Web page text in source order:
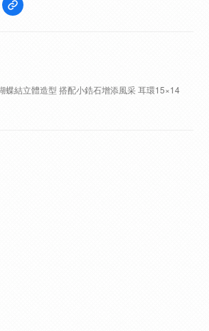
蝶結立體造型 搭配小鋯石增添風采 耳環15×14